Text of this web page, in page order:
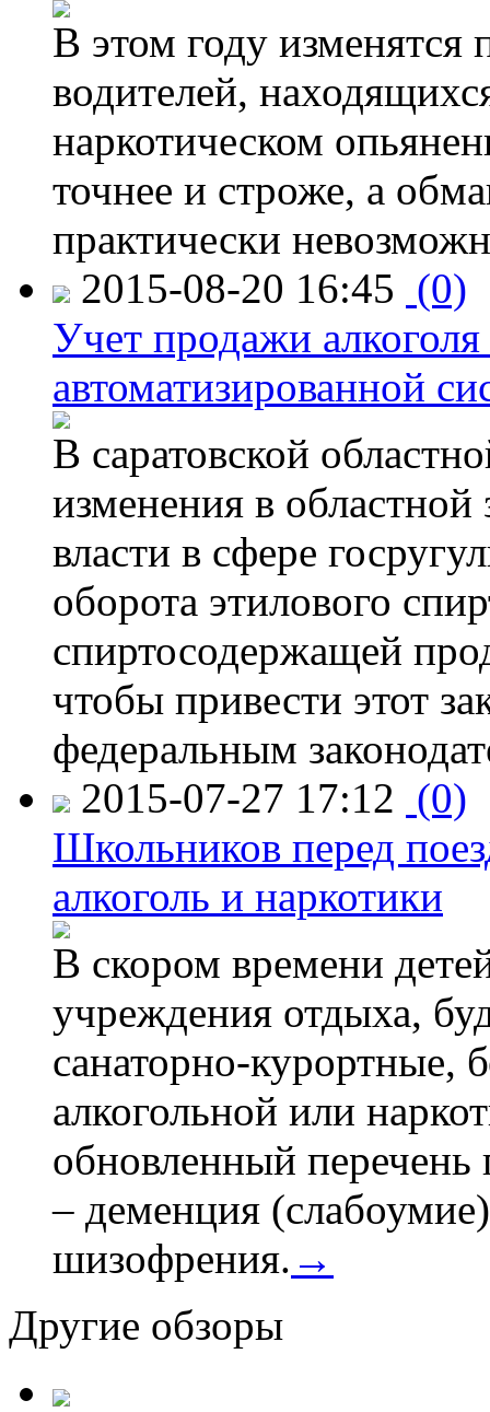
В этом году изменятся
водителей,
наркотическом
точнее и строже, а
практически
2015-08-20 16:45 (0)
Учет продажи
автоматизированной
В саратовской
изменения в
власти в сфере
оборота этилового
спиртосодержащей
чтобы привести этот
федеральным
2015-07-27 17:12 (0)
Школьников перед
алкоголь и наркотики
В скором времени
учреждения отдыха,
санаторно-курортные,
алкогольной или
обновленный
– деменция
шизофрения. →
Другие обзоры